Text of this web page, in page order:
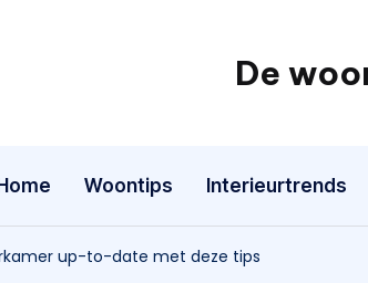
De
Woontips Interieurtrends
up-to-date met deze tips